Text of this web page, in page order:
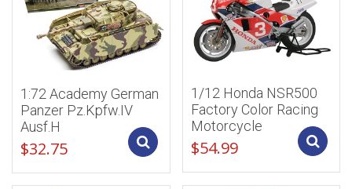
1:72 Academy German
Panzer Pz.Kpfw.IV
Ausf.H
$32.75 Add to cart
1/12 Honda NSR500
Factory Color Racing
Motorcycle
$54.99